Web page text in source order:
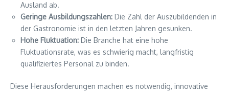
Ausland ab.
Geringe Ausbildungszahlen: Die Zahl der Auszubildenden in
der Gastronomie ist in den letzten Jahren gesunken.
Hohe Fluktuation: Die Branche hat eine hohe
Fluktuationsrate, was es schwierig macht, langfristig
qualifiziertes Personal zu binden.
Diese Herausforderungen machen es notwendig, innovative